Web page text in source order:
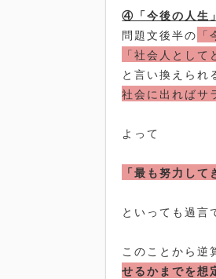
④「今後の人生
問題文後半の
「社会人とし
と言い換えられ
社会に出ればサ
よって
「最も努力し
といっても過言
このことから逆
せるかまでを想